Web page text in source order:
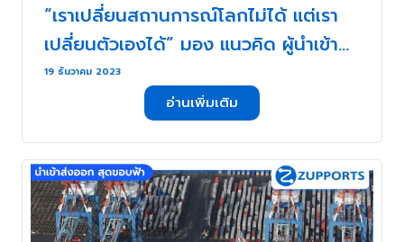
“เราเปลี่ยนสถานการณ์โลกไม่ได้ แต่เรา
เปลี่ยนตัวเองได้” มอง แนวคิด ผู้นำเข้า
ส่งออกไทย ขยายธุรกิจสู่ระดับโลก – บท
สรุป งานเสวนา Navigating Global
19 ธันวาคม 2023
อ่านเพิ่มเติม